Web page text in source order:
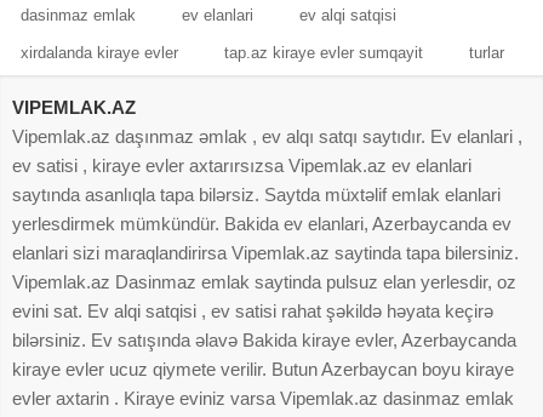
dasinmaz emlak ev elanlari ev alqi satqisi
xirdalanda kiraye evler tap.az kiraye evler sumqayit turlar
VIPEMLAK.AZ
Vipemlak.az daşınmaz əmlak , ev alqı satqı saytıdır. Ev elanlari ,
ev satisi , kiraye evler axtarırsızsa Vipemlak.az ev elanlari
saytında asanlıqla tapa bilərsiz. Saytda müxtəlif emlak elanlari
yerlesdirmek mümkündür. Bakida ev elanlari, Azerbaycanda ev
elanlari sizi maraqlandirirsa Vipemlak.az saytinda tapa bilersiniz.
Vipemlak.az Dasinmaz emlak saytinda pulsuz elan yerlesdir, oz
evini sat. Ev alqi satqisi , ev satisi rahat şəkildə həyata keçirə
bilərsiniz. Ev satışında əlavə Bakida kiraye evler, Azerbaycanda
kiraye evler ucuz qiymete verilir. Butun Azerbaycan boyu kiraye
evler axtarin . Kiraye eviniz varsa Vipemlak.az dasinmaz emlak